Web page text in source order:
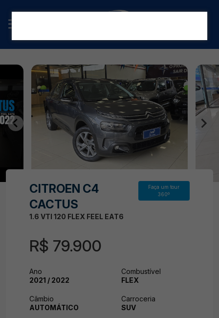
CITROEN C4
CACTUS
1.6 VTI 120 FLEX FEEL EAT6
Faça um tour
360º
R$ 79.900
Ano
2021 / 2022
Combustível
FLEX
Câmbio
AUTOMÁTICO
Carroceria
SUV